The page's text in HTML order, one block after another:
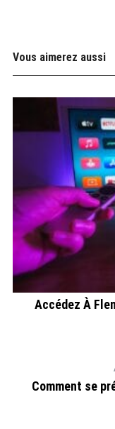
Vous aimerez aussi
Accédez À
Comment se